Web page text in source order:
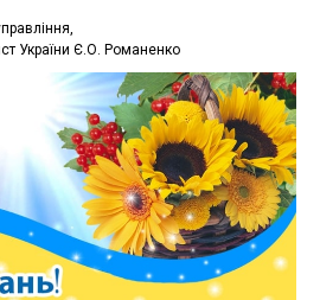
України Є.О. Романенко